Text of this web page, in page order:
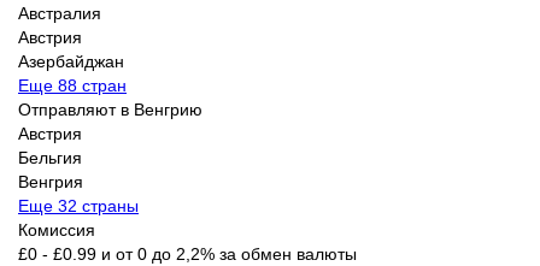
Австралия
Австрия
Азербайджан
Еще 88 стран
Отправляют в Венгрию
Австрия
Бельгия
Венгрия
Еще 32 страны
Комиссия
£0 - £0.99 и от 0 до 2,2% за обмен валюты